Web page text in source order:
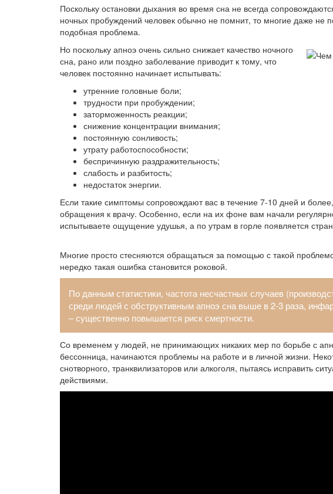
Поскольку остановки дыхания во время сна не всегда
ночных пробуждений человек обычно не помнит, то многие даже не
подобная проблема.
Но поскольку апноэ очень сильно снижает качество ночного
сна, рано или поздно заболевание приводит к тому, что
человек постоянно начинает испытывать:
утренние головные боли;
трудности при пробуждении;
заторможенность реакции;
снижение концентрации внимания;
постоянную сонливость;
утрату работоспособности;
беспричинную раздражительность;
слабость и разбитость;
недостаток энергии.
Если такие симптомы сопровождают вас в течение 7-10 дней и
обращения к врачу. Особенно, если на их фоне вам начали
испытываете ощущение удушья, а по утрам в горле появляется
Многие просто стесняются обращаться за помощью с такой
нередко такая ошибка становится роковой.
По данным статистики, частота несчастных случаев
среди людей с обструктивным апноэ сна выше в 2-3 раза,
– существенно повышается риск смертности.
Со временем у людей, не принимающих никаких мер по борьбе с
бессонница, начинаются проблемы на работе и в личной жизни.
снотворного, транквилизаторов или алкоголя, пытаясь исправить
действиями.